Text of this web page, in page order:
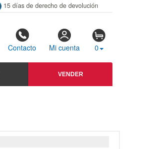
15 días de derecho de devolución
Contacto Mi cuenta 0
VENDER